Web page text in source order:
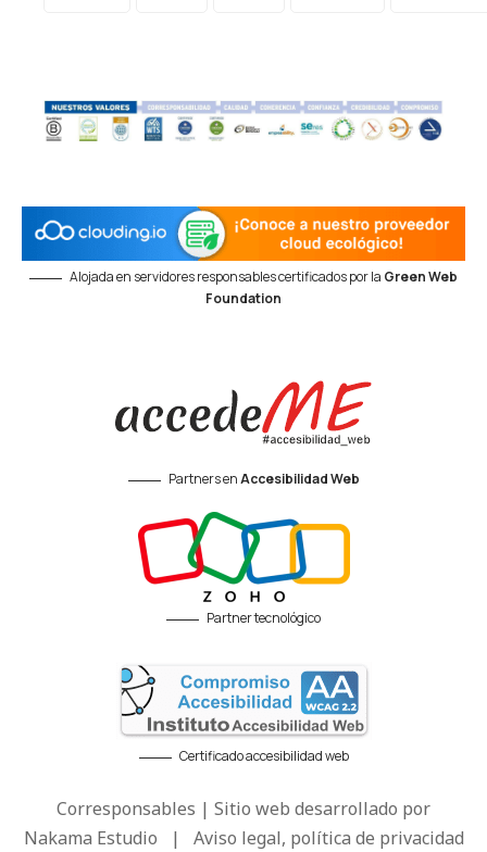
Alojada en servidores responsables certificados por la Green Web
Foundation
Partners enAccesibilidad Web
Partner tecnológico
Certificado accesibilidad web
Corresponsables | Sitio web desarrollado por
Nakama Estudio | Aviso legal, política de privacidad